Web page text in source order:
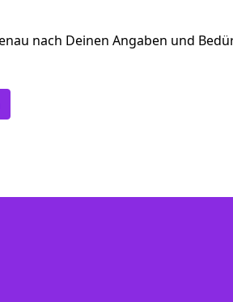
nach Deinen Angaben und